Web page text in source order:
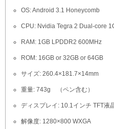
OS: Android 3.1 Honeycomb
CPU: Nvidia Tegra 2 Dual-core
RAM: 1GB LPDDR2 600MHz
ROM: 16GB or 32GB or 64GB
サイズ: 260.4×181.7×14mm
重量: 743g （ペン含む）
ディスプレイ: 10.1インチ TFT液
解像度: 1280×800 WXGA